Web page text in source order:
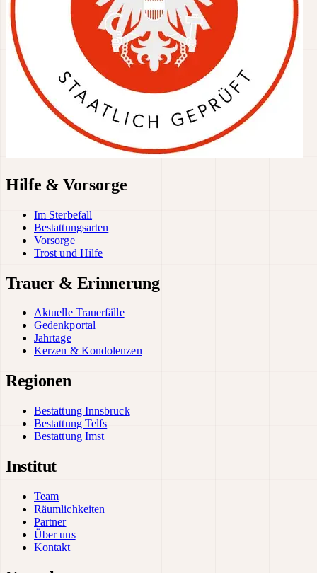
Hilfe & Vorsorge
Im Sterbefall
Bestattungsarten
Vorsorge
Trost und Hilfe
Trauer & Erinnerung
Aktuelle Trauerfälle
Gedenkportal
Jahrtage
Kerzen & Kondolenzen
Regionen
Bestattung Innsbruck
Bestattung Telfs
Bestattung Imst
Institut
Team
Räumlichkeiten
Partner
Über uns
Kontakt